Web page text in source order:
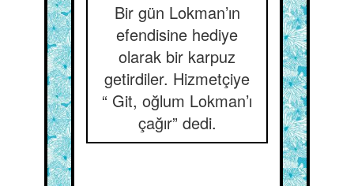
Bir gün Lokman’ın
efendisine hediye
olarak bir karpuz
getirdiler. Hizmetçiye
“ Git, oğlum Lokman’ı
çağır” dedi.